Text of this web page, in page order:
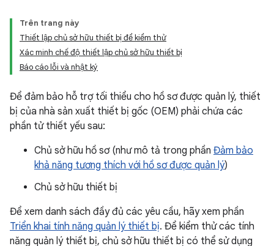
Trên trang này
Thiết lập chủ sở hữu thiết bị để kiểm thử
Xác minh chế độ thiết lập chủ sở hữu thiết bị
Báo cáo lỗi và nhật ký
Để đảm bảo hỗ trợ tối thiểu cho hồ sơ được quản lý, thiết
bị của nhà sản xuất thiết bị gốc (OEM) phải chứa các
phần tử thiết yếu sau:
Chủ sở hữu hồ sơ (như mô tả trong phần Đảm bảo
khả năng tương thích với hồ sơ được quản lý)
Chủ sở hữu thiết bị
Để xem danh sách đầy đủ các yêu cầu, hãy xem phần
Triển khai tính năng quản lý thiết bị. Để kiểm thử các tính
năng quản lý thiết bị, chủ sở hữu thiết bị có thể sử dụng